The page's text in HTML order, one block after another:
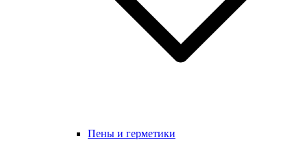
Пены и герметики